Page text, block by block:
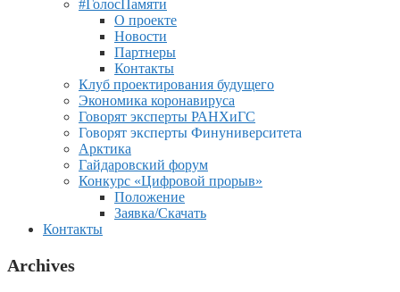
#ГолосПамяти
О проекте
Новости
Партнеры
Контакты
Клуб проектирования будущего
Экономика коронавируса
Говорят эксперты РАНХиГС
Говорят эксперты Финуниверситета
Арктика
Гайдаровский форум
Конкурс «Цифровой прорыв»
Положение
Заявка/Скачать
Контакты
Archives